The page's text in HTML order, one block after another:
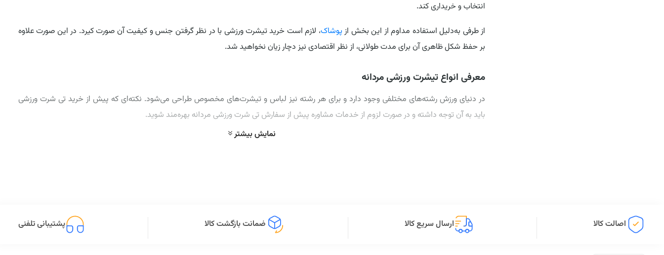
انتخاب و خریداری کند.
از طرفی به‌دلیل استفاده مداوم از این بخش از پوشاک، لازم است خرید تیشرت ورزشی با در نظر گرفتن جنس و کیفیت آن صورت کیرد. در این صورت علاوه
بر حفظ شکل ظاهری آن برای مدت طولانی، از نظر اقتصادی نیز دچار زیان نخواهید شد.
معرفی انواع تیشرت ورزشی مردانه
در دنیای ورزش رشته‌های مختلفی وجود دارد و برای هر رشته نیز لباس و تیشرت‌های مخصوص طراحی می‌شود. نکته‌ای که پیش از خرید تی شرت ورزشی
باید به آن توجه داشته و در صورت لزوم از خدمات مشاوره پیش از سفارش تی شرت ورزشی مردانه بهره‌مند شوید.
برخوردار باشد.
نمایش بیشتر
اصالت کالا ارسال سریع کالا ضمانت بازگشت کالا پشتیبانی تلفنی